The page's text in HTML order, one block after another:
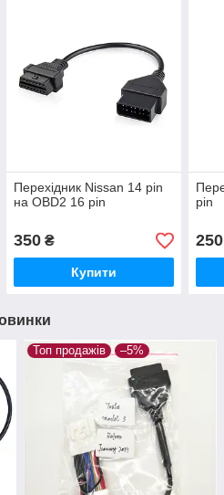
Перехідник Nissan 14 pin
на OBD2 16 pin
350₴
Купити
pin
250
Топ продажів –5%